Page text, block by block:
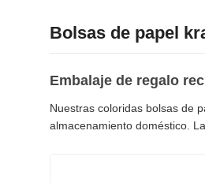
Bolsas de papel
Embalaje de regalo
Nuestras coloridas bolsas de
almacenamiento doméstico.